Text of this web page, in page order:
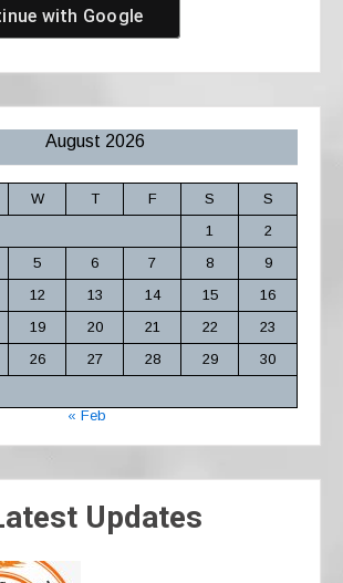
with Google
August 2026
W T F S
S
1
2
5 6 7 8
9
12 13 14 15
16
19 20 21 22
23
26 27 28 29
30
« Feb
Updates